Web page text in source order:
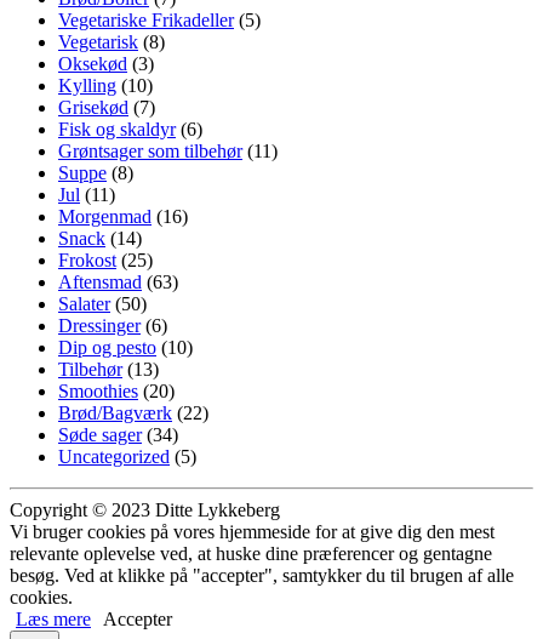
Vegetariske Frikadeller(5)
Vegetarisk (8)
Oksekød (3)
Kylling (10)
Grisekød (7)
Fisk og skaldyr(6)
Grøntsager som tilbehør(11)
Suppe (8)
Jul (11)
Morgenmad (16)
Snack (14)
Frokost(25)
Aftensmad (63)
Salater(50)
Dressinger(6)
Dip og pesto (10)
Tilbehør(13)
Smoothies (20)
Brød/Bagværk (22)
Søde sager(34)
Uncategorized (5)
Copyright © 2023 Ditte Lykkeberg
Vi bruger cookies på vores hjemmeside for at give dig den mest
relevante oplevelse ved, at huske dine præferencer og gentagne
besøg. Ved at klikke på "accepter", samtykker du til brugen af alle
cookies.
Læs mere Accepter